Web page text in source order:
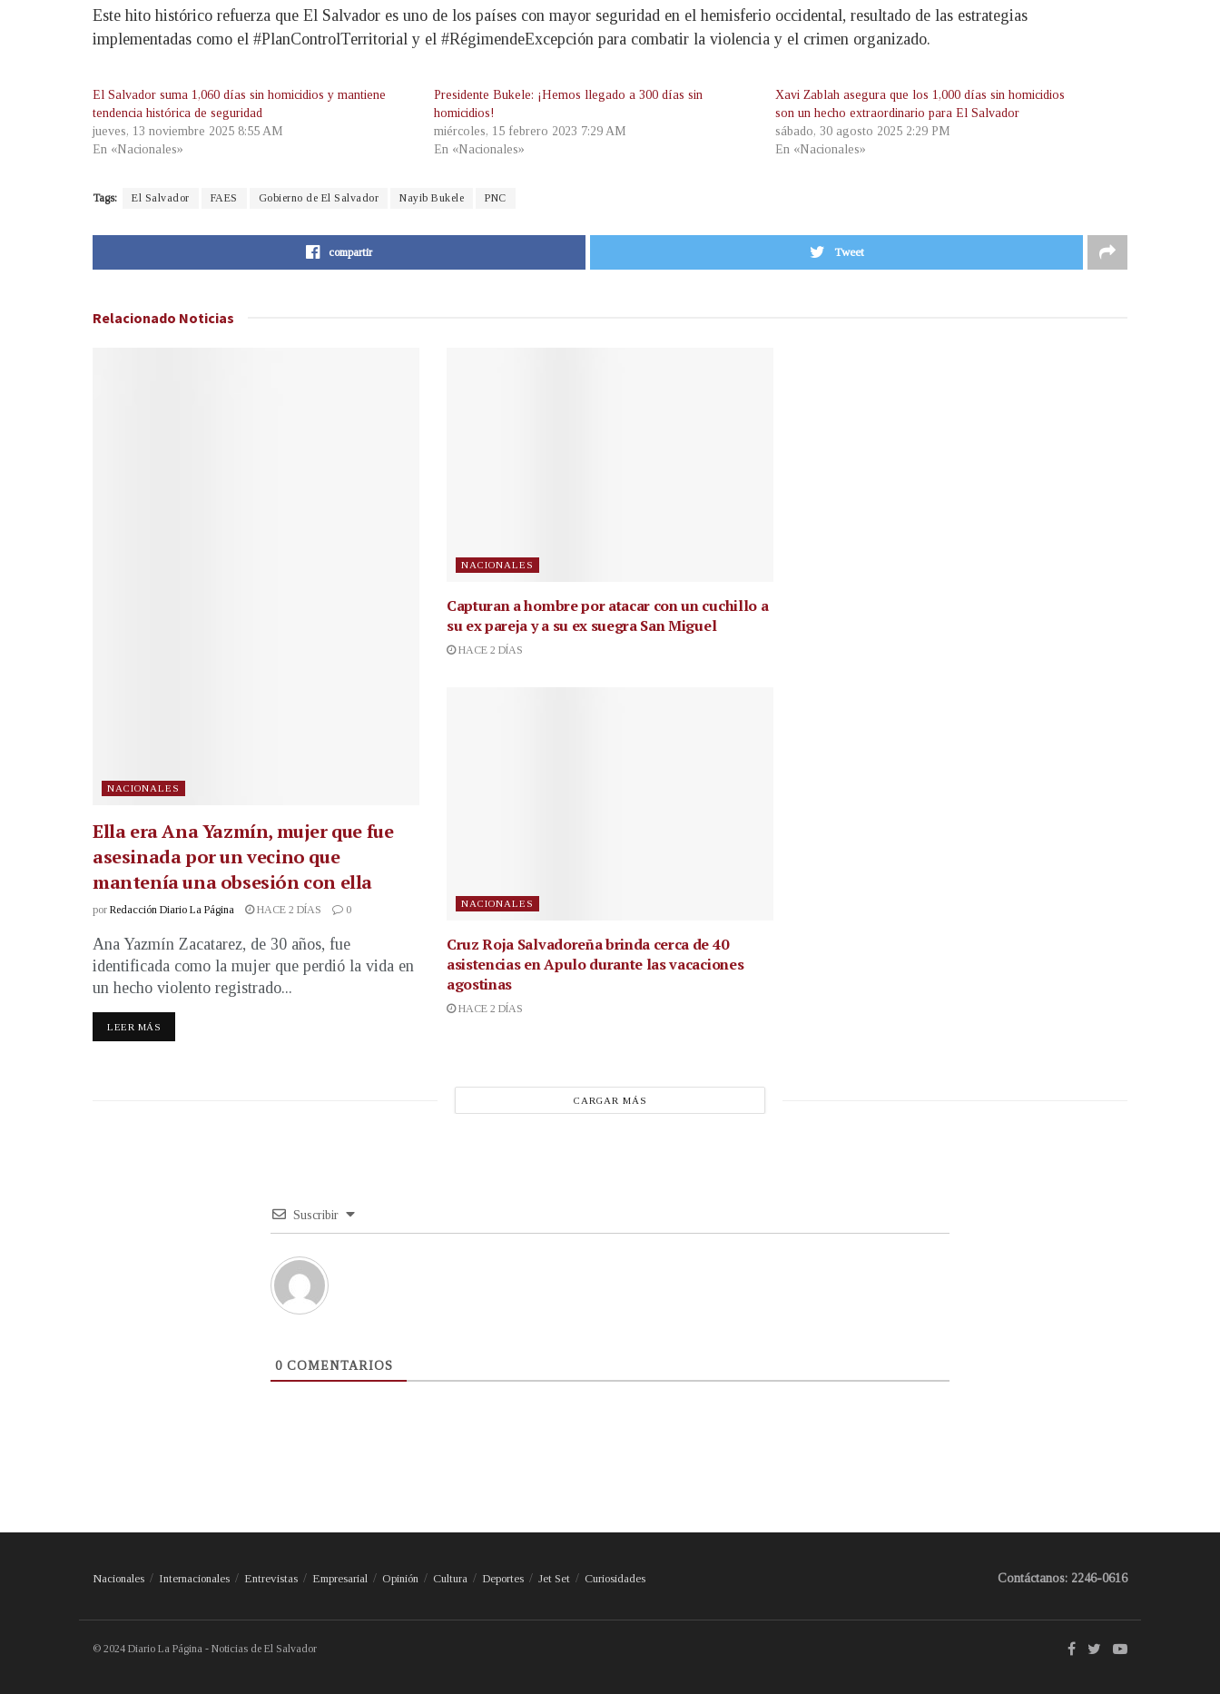
Este hito histórico refuerza que El Salvador es uno de los países con mayor seguridad en el hemisferio occidental, resultado de las estrategias
implementadas como el #PlanControlTerritorial y el #RégimendeExcepción para combatir la violencia y el crimen organizado.
El Salvador suma 1,060 días sin homicidios y mantiene
tendencia histórica de seguridad
jueves, 13 noviembre 2025 8:55 AM
En «Nacionales»
Presidente Bukele: ¡Hemos llegado a 300 días sin
homicidios!
miércoles, 15 febrero 2023 7:29 AM
En «Nacionales»
Xavi Zablah asegura que los 1,000 días sin homicidios
son un hecho extraordinario para El Salvador
sábado, 30 agosto 2025 2:29 PM
En «Nacionales»
Tags: El Salvador FAES Gobierno de El Salvador Nayib Bukele PNC
compartir Tweet
Relacionado Noticias
NACIONALES
Ella era Ana Yazmín, mujer que fue
asesinada por un vecino que
mantenía una obsesión con ella
por Redacción Diario La Página HACE 2 DÍAS 0
Ana Yazmín Zacatarez, de 30 años, fue
identificada como la mujer que perdió la vida en
un hecho violento registrado...
LEER MÁS
NACIONALES
Capturan a hombre por atacar con un cuchillo a
su ex pareja y a su ex suegra San Miguel
HACE 2 DÍAS
NACIONALES
Cruz Roja Salvadoreña brinda cerca de 40
asistencias en Apulo durante las vacaciones
agostinas
HACE 2 DÍAS
CARGAR MÁS
Suscribir
0 COMENTARIOS
Nacionales Internacionales Entrevistas Empresarial Opinión Cultura Deportes Jet Set Curiosidades Contáctanos: 2246-0616
© 2024 Diario La Página - Noticias de El Salvador